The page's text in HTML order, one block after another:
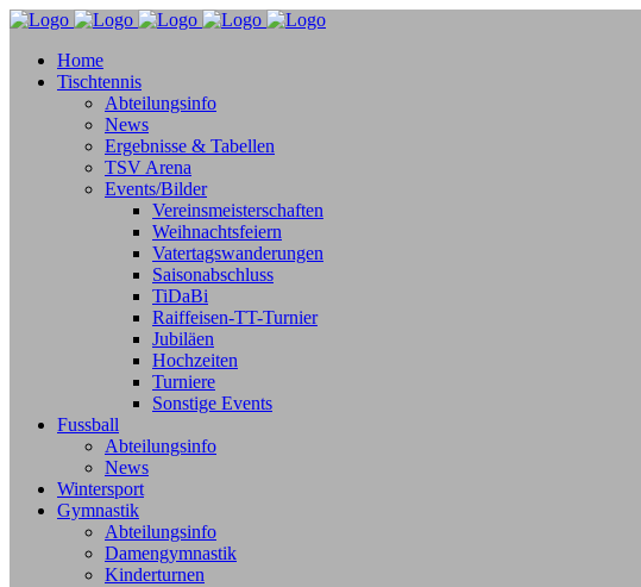
Home
Tischtennis
Abteilungsinfo
News
Ergebnisse & Tabellen
TSV Arena
Events/Bilder
Vereinsmeisterschaften
Weihnachtsfeiern
Vatertagswanderungen
Saisonabschluss
TiDaBi
Raiffeisen-TT-Turnier
Jubiläen
Hochzeiten
Turniere
Sonstige Events
Fussball
Abteilungsinfo
News
Wintersport
Gymnastik
Abteilungsinfo
Damengymnastik
Kinderturnen